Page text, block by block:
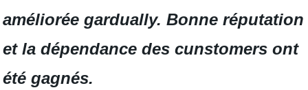
améliorée gardually. Bonne réputation
et la dépendance des cunstomers ont
été gagnés.